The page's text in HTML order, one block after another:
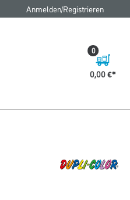
Anmelden/Registrieren
0,00 €
0